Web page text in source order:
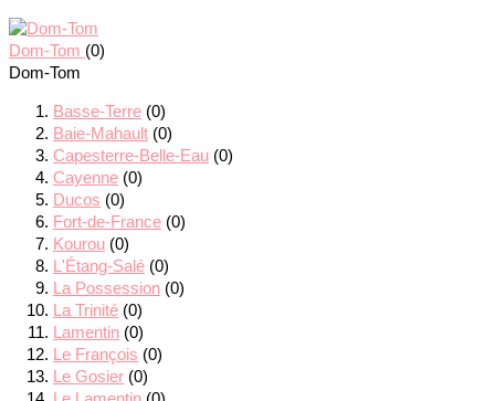
Dom-Tom (0)
Dom-Tom
Basse-Terre (0)
Baie-Mahault (0)
Capesterre-Belle-Eau (0)
Cayenne (0)
Ducos (0)
Fort-de-France (0)
Kourou (0)
L'Étang-Salé (0)
La Possession (0)
La Trinité (0)
Lamentin (0)
Le François (0)
Le Gosier (0)